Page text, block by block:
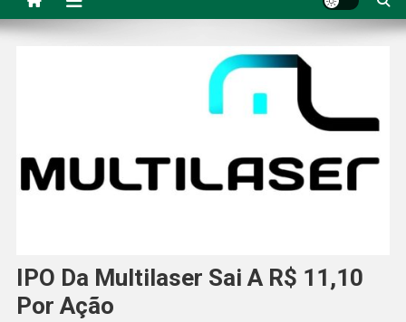
IPO Da Multilaser Sai A R$ 11,10
Por Ação